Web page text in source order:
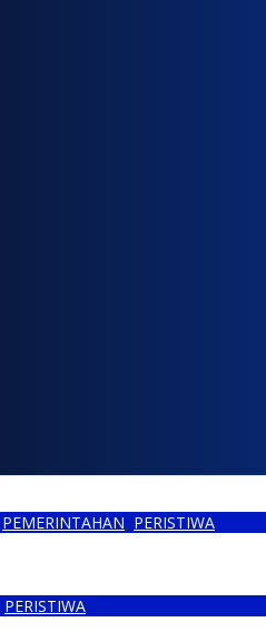
PEMERINTAHAN, PERISTIWA
PERISTIWA